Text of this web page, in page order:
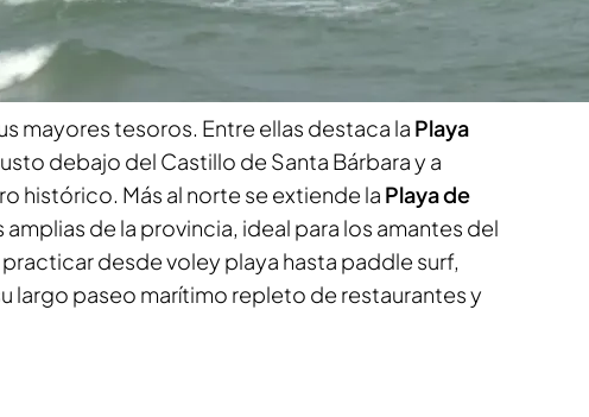
para el descanso como para las actividades
mayores tesoros. Entre ellas destaca la Playa
debajo del Castillo de Santa Bárbara y a
histórico. Más al norte se extiende la Playa de
amplias de la provincia, ideal para los amantes del
desde voley playa hasta paddle surf,
largo paseo marítimo repleto de restaurantes y